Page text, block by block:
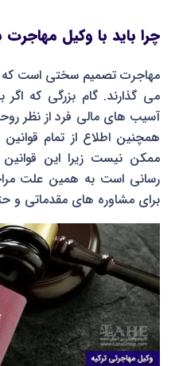
چرا باید با وکیل
مهاجرت تصمیم سختی است که
می گذارند. گام بزرگی که
آسیب های مالی فرد از نظر
همچنین اطلاع از تمام
ممکن نیست زیرا این قوانین
رسانی است به همین علت
برای مشاوره های مقدماتی و